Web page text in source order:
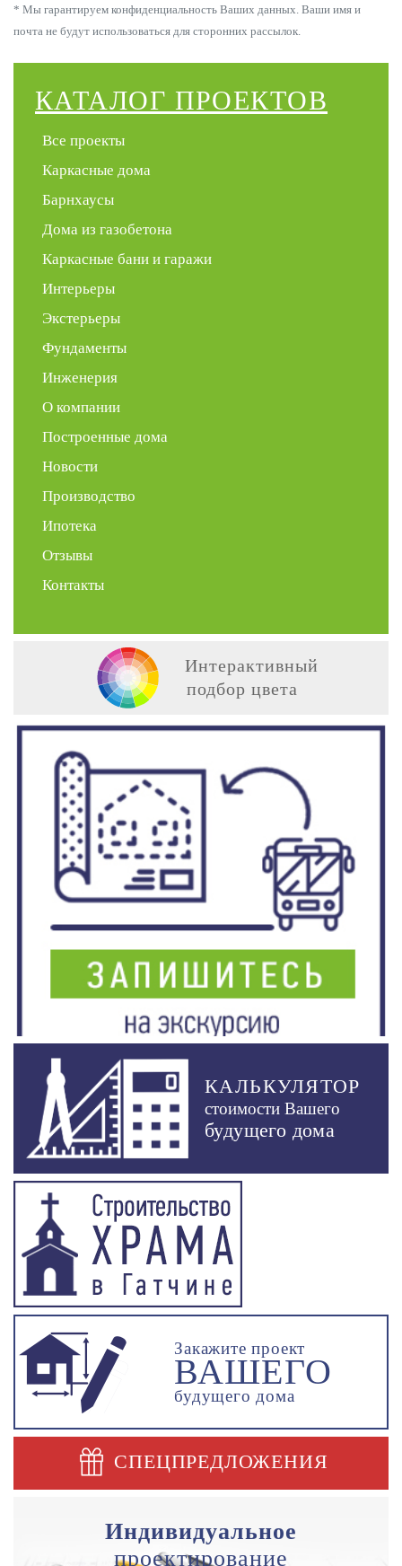
* Мы гарантируем конфиденциальность Ваших данных. Ваши имя и
почта не будут использоваться для сторонних рассылок.
КАТАЛОГ ПРОЕКТОВ
Все проекты
Каркасные дома
Барнхаусы
Дома из газобетона
Каркасные бани и гаражи
Интерьеры
Экстерьеры
Фундаменты
Инженерия
О компании
Построенные дома
Новости
Производство
Ипотека
Отзывы
Контакты
Интерактивный
подбор цвета
КАЛЬКУЛЯТОР
стоимости Вашего
будущего дома
Закажите проект
ВАШЕГО
будущего дома
СПЕЦПРЕДЛОЖЕНИЯ
Индивидуальное
проектирование